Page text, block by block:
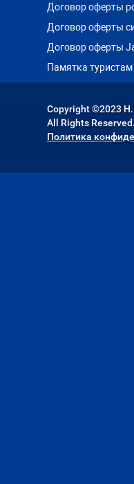
Договор оферты
Договор оферты
Договор оферты
Памятка туристам
Copyright ©2023
All Rights Reserved.
Политика